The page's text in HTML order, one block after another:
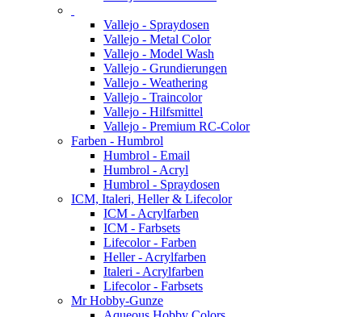
Vallejo - Spraydosen
Vallejo - Metal Color
Vallejo - Model Wash
Vallejo - Grundierungen
Vallejo - Weathering
Vallejo - Traincolor
Vallejo - Hilfsmittel
Vallejo - Premium RC-Color
Farben - Humbrol
Humbrol - Email
Humbrol - Acryl
Humbrol - Spraydosen
ICM, Italeri, Heller & Lifecolor
ICM - Acrylfarben
ICM - Farbsets
Lifecolor - Farben
Heller - Acrylfarben
Italeri - Acrylfarben
Lifecolor - Farbsets
Mr Hobby-Gunze